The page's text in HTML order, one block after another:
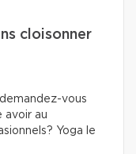
cloisonner
vous
avoir au
Yoga le